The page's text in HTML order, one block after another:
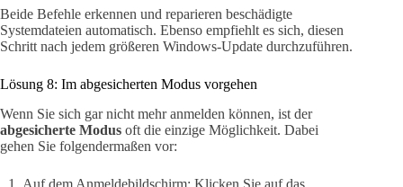
Beide Befehle erkennen und reparieren beschädigte
Systemdateien automatisch. Ebenso empfiehlt es sich, diesen
Schritt nach jedem größeren Windows-Update durchzuführen.
Lösung 8: Im abgesicherten Modus vorgehen
Wenn Sie sich gar nicht mehr anmelden können, ist der
abgesicherte Modus oft die einzige Möglichkeit. Dabei
gehen Sie folgendermaßen vor:
Auf dem Anmeldebildschirm: Klicken Sie auf das